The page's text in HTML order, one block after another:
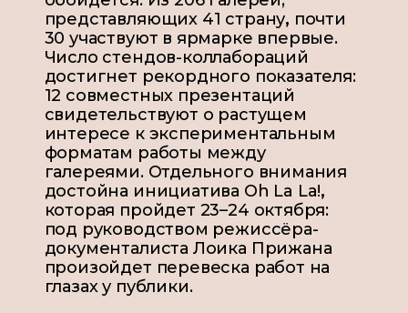
представляющих 41 страну, почти
30 участвуют в ярмарке впервые.
Число стендов-коллабораций
достигнет рекордного показателя:
12 совместных презентаций
свидетельствуют о растущем
интересе к экспериментальным
форматам работы между
галереями. Отдельного внимания
достойна инициатива Oh La La!,
которая пройдет 23–24 октября:
под руководством режиссёра-
документалиста Лоика Прижана
произойдет перевеска работ на
глазах у публики.